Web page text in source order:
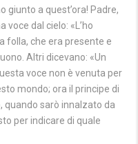
giunto a quest’ora! Padre,
voce dal cielo: «L’ho
folla, che era presente e
Altri dicevano: «Un
voce non è venuta per
mondo; ora il principe di
quando sarò innalzato da
per indicare di quale